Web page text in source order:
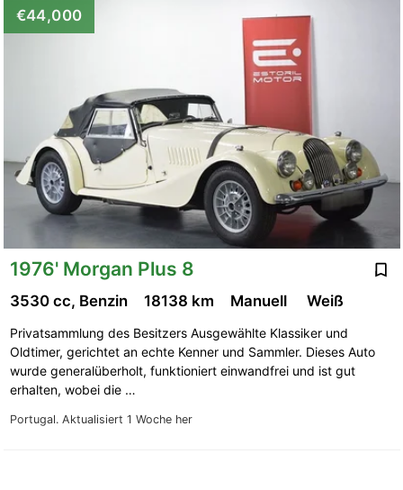
€44,000
1976' Morgan Plus 8
Portugal. Aktualisiert 1 Woche her
3530 cc, Benzin 18138 km Manuell Weiß
Privatsammlung des Besitzers Ausgewählte Klassiker und
Oldtimer, gerichtet an echte Kenner und Sammler. Dieses Auto
wurde generalüberholt, funktioniert einwandfrei und ist gut
erhalten, wobei die …